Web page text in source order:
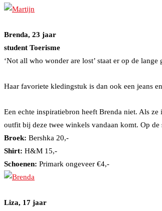
Brenda, 23 jaar
student Toerisme
‘Not all who wonder are lost’ staat er op de
Haar favoriete kledingstuk is dan ook een jeans
Een echte inspiratiebron heeft Brenda niet. Als
outfit bij deze twee winkels vandaan komt. Op
Broek: Bershka 20,-
Shirt: H&M 15,-
Schoenen: Primark ongeveer €4,-
Liza, 17 jaar